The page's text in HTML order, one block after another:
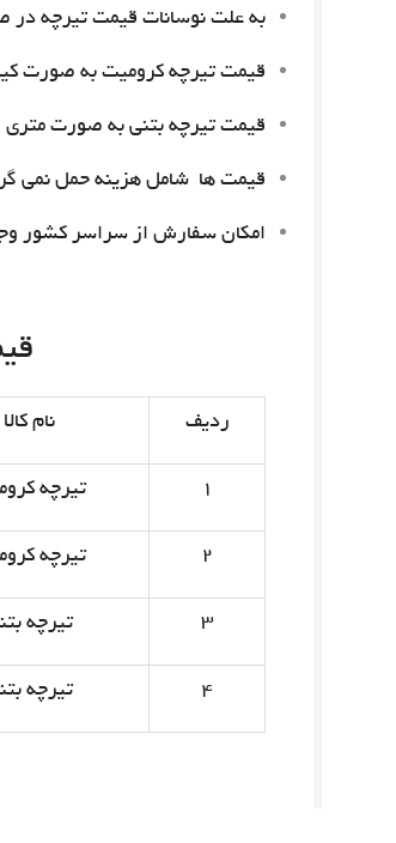
به علت نوسانات قیمت تیرچه در
قیمت تیرچه کرومیت به صورت
قیمت تیرچه بتنی به صورت
قیمت ها شامل هزینه حمل نمی
امکان سفارش از سراسر کشور
ردیف نام کالا
۱ تیرچه
۲ تیرچه
۳ تیرچه
۴ تیرچه